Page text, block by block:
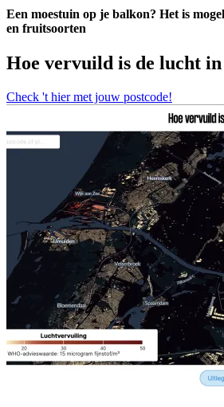
Een moestuin op je balkon? Het is
en fruitsoorten
Hoe vervuild is de lucht
Check 't hier met jouw postcode!